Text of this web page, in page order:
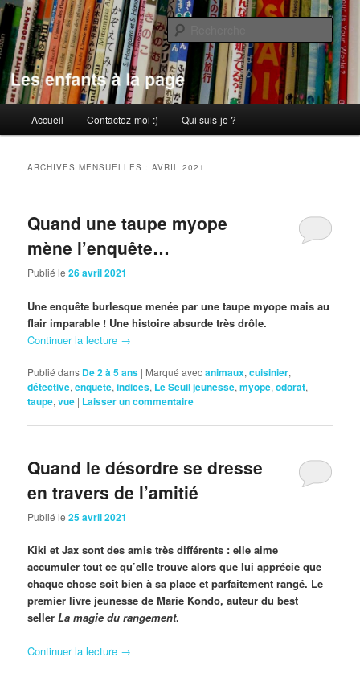
Aller
au
contenu
principal
Aller
au
contenu
secondaireLes enfants à la page
principal
Accueil Contactez-moi :) Qui suis-je ?
ARCHIVES MENSUELLES :AVRIL 2021
Quand une taupe myope
mène l’enquête…
Publié le26 avril 2021
Une enquête burlesque menée par une taupe myope mais au
flair imparable ! Une histoire absurde très drôle.
Continuer la lecture →
Publié dans De 2 à 5 ans | Marqué avecanimaux,cuisinier,
détective,enquête,indices, Le Seuil jeunesse,myope,odorat,
taupe,vue | Laisser un commentaire
Quand le désordre se dresse
en travers de l’amitié
Publié le25 avril 2021
Kiki et Jax sont des amis très différents : elle aime
accumuler tout ce qu’elle trouve alors que lui apprécie que
chaque chose soit bien à sa place et parfaitement rangé. Le
premier livre jeunesse de Marie Kondo, auteur du best
sellerLa magie du rangement.
Continuer la lecture →